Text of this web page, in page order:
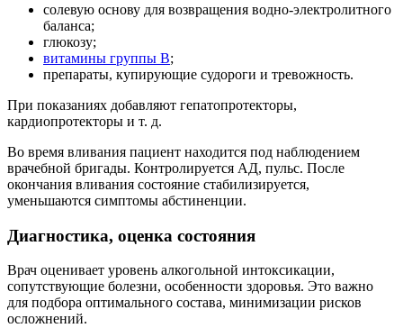
солевую основу для возвращения водно-электролитного
баланса;
глюкозу;
витамины группы B;
препараты, купирующие судороги и тревожность.
При показаниях добавляют гепатопротекторы,
кардиопротекторы и т. д.
Во время вливания пациент находится под наблюдением
врачебной бригады. Контролируется АД, пульс. После
окончания вливания состояние стабилизируется,
уменьшаются симптомы абстиненции.
Диагностика, оценка состояния
Врач оценивает уровень алкогольной интоксикации,
сопутствующие болезни, особенности здоровья. Это важно
для подбора оптимального состава, минимизации рисков
осложнений.